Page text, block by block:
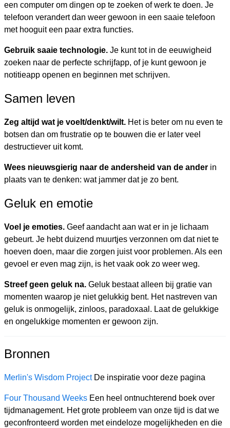
een computer om dingen op te zoeken of werk te doen. Je
telefoon verandert dan weer gewoon in een saaie telefoon
met hooguit een paar extra functies.
Gebruik saaie technologie. Je kunt tot in de eeuwigheid
zoeken naar de perfecte schrijfapp, of je kunt gewoon je
notitieapp openen en beginnen met schrijven.
Samen leven
Zeg altijd wat je voelt/denkt/wilt. Het is beter om nu even te
botsen dan om frustratie op te bouwen die er later veel
destructiever uit komt.
Wees nieuwsgierig naar de andersheid van de ander in
plaats van te denken: wat jammer dat je zo bent.
Geluk en emotie
Voel je emoties. Geef aandacht aan wat er in je lichaam
gebeurt. Je hebt duizend muurtjes verzonnen om dat niet te
hoeven doen, maar die zorgen juist voor problemen. Als een
gevoel er even mag zijn, is het vaak ook zo weer weg.
Streef geen geluk na. ​ Geluk bestaat alleen bij gratie van
momenten waarop je niet gelukkig bent. Het nastreven van
geluk is onmogelijk, zinloos, paradoxaal. Laat de gelukkige
en ongelukkige momenten er gewoon zijn.
Bronnen
Merlin's Wisdom ProjectDe inspiratie voor deze pagina
Four Thousand Weeks Een heel ontnuchterend boek over
tijdmanagement. Het grote probleem van onze tijd is dat we
geconfronteerd worden met eindeloze mogelijkheden en die